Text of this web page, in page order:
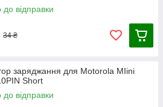
до відправки
34 ₴
заряджання для Motorola MIini
Short
до відправки